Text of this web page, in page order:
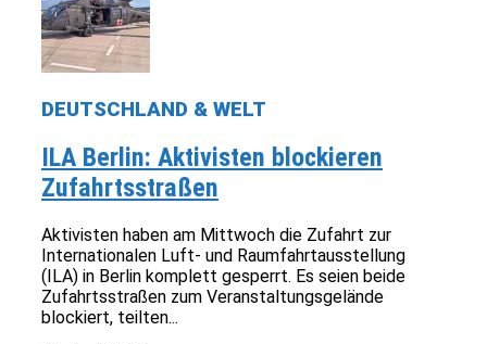
DEUTSCHLAND & WELT
ILA Berlin: Aktivisten blockieren
Zufahrtsstraßen
Aktivisten haben am Mittwoch die Zufahrt zur
Internationalen Luft- und Raumfahrtausstellung
(ILA) in Berlin komplett gesperrt. Es seien beide
Zufahrtsstraßen zum Veranstaltungsgelände
blockiert, teilten...